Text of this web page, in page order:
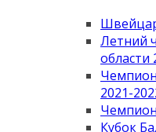
Летний
области
2021-
Кубок